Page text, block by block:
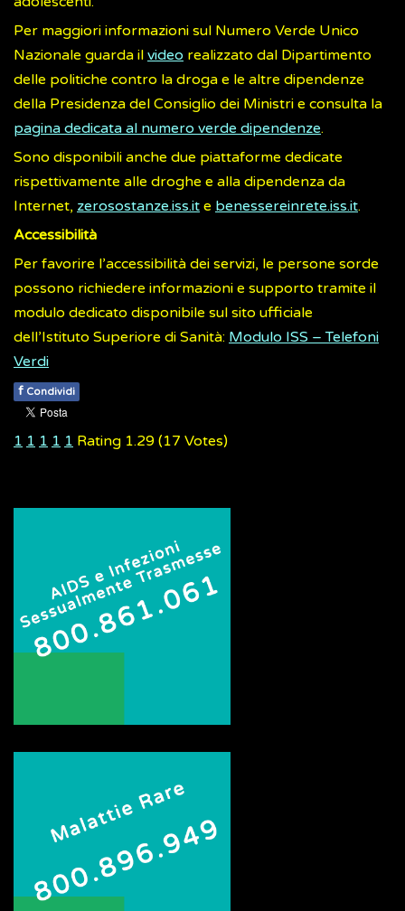
Per maggiori informazioni sul Numero Verde Unico
Nazionale guarda il video realizzato dal Dipartimento
delle politiche contro la droga e le altre dipendenze
della Presidenza del Consiglio dei Ministri e consulta la
pagina dedicata al numero verde dipendenze.
Sono disponibili anche due piattaforme dedicate
rispettivamente alle droghe e alla dipendenza da
Internet, zerosostanze.iss.it e benessereinrete.iss.it.
Accessibilità
Per favorire l’accessibilità dei servizi, le persone sorde
possono richiedere informazioni e supporto tramite il
modulo dedicato disponibile sul sito ufficiale
dell’Istituto Superiore di Sanità: Modulo ISS – Telefoni
Verdi
f Condividi
1 1 1 1 1 Rating 1.29 (17 Votes)